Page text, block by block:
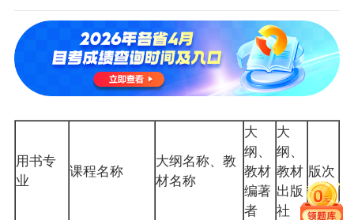
用书专
业
课程名称
大纲名称、 教
材名称
大
纲、
教材
编著
者
大
纲、
教材
出版
社
版次